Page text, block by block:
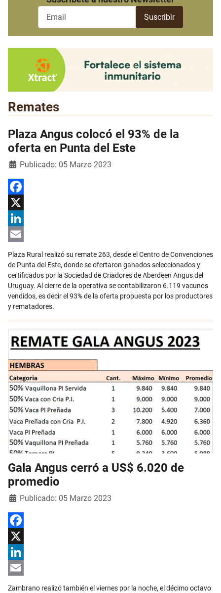
Remates
Plaza Angus colocó el 93% de la
oferta en Punta del Este
DetallesPublicado: 05 Marzo 2023
Facebook
X
LinkedIn
Email
Plaza Rural realizó su remate 263, desde el Centro de Convenciones
de Punta del Este, donde se ofertaron ganados seleccionados y
certificados por la Sociedad de Criadores de Aberdeen Angus del
Uruguay. Al cierre de la operativa se contabilizaron 6.119 vacunos
vendidos, es decir el 93% de la oferta propuesta por los productores
y rematadores.
Gala Angus cerró a US$ 6.020 de
promedio
DetallesPublicado: 05 Marzo 2023
Facebook
X
LinkedIn
Email
Zambrano realizó también el viernes por la noche, el décimo octavo